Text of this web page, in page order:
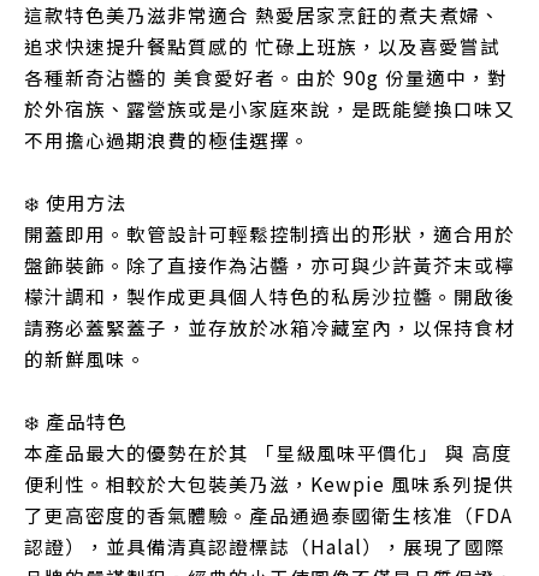
這款特色美乃滋非常適合 熱愛居家烹飪的煮夫煮婦、
追求快速提升餐點質感的 忙碌上班族，以及喜愛嘗試
各種新奇沾醬的 美食愛好者。由於 90g 份量適中，對
於外宿族、露營族或是小家庭來說，是既能變換口味又
不用擔心過期浪費的極佳選擇。
❄️ 使用方法
開蓋即用。軟管設計可輕鬆控制擠出的形狀，適合用於
盤飾裝飾。除了直接作為沾醬，亦可與少許黃芥末或檸
檬汁調和，製作成更具個人特色的私房沙拉醬。開啟後
請務必蓋緊蓋子，並存放於冰箱冷藏室內，以保持食材
的新鮮風味。
❄️ 產品特色
本產品最大的優勢在於其 「星級風味平價化」 與 高度
便利性。相較於大包裝美乃滋，Kewpie 風味系列提供
了更高密度的香氣體驗。產品通過泰國衛生核准（FDA
認證），並具備清真認證標誌（Halal），展現了國際